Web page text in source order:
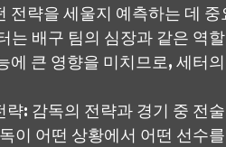
전략을 세울지 예측하는 데
는 배구 팀의 심장과 같은 역
에 큰 영향을 미치므로, 세터
: 감독의 전략과 경기 중 전
이 어떤 상황에서 어떤 선수